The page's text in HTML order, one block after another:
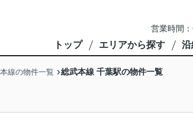
営業時間
トップ エリアから探す 沿
線の物件一覧 総武本線 千葉駅の物件一覧